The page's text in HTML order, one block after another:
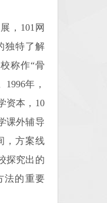
，101网
独特了解
称作“骨
1996年，
资本，10
课外辅导
，方案线
探究出的
法的重要